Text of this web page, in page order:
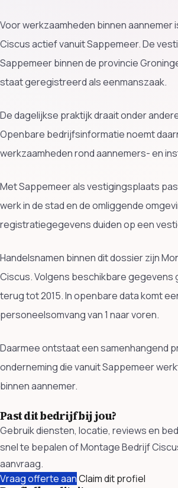
Voor werkzaamheden binnen aannemer
Ciscus actief vanuit Sappemeer. De
Sappemeer binnen de provincie
staat geregistreerd als eenmanszaak.
De dagelijkse praktijk draait onder
Openbare bedrijfsinformatie noemt
werkzaamheden rond aannemers- en
Met Sappemeer als vestigingsplaats
werk in de stad en de omliggende
registratiegegevens duiden op een
Handelsnamen binnen dit dossier zijn
Ciscus. Volgens beschikbare gegevens
terug tot 2015. In openbare data komt
personeelsomvang van 1 naar voren.
Daarmee ontstaat een samenhangend
onderneming die vanuit Sappemeer
binnen aannemer.
Past dit bedrijf bij jou?
Gebruik diensten, locatie, reviews en
snel te bepalen of Montage Bedrijf
aanvraag.
Vraag offerte aanClaim dit profiel